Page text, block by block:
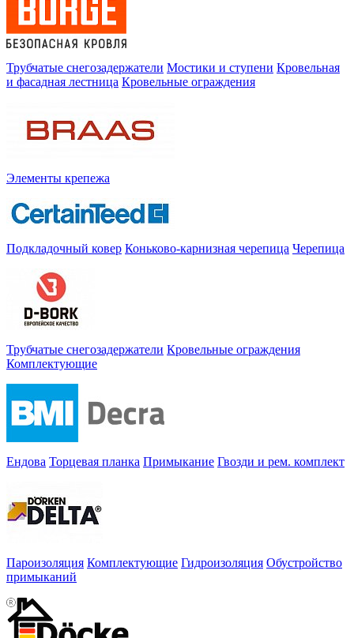
Трубчатые снегозадержатели Мостики и ступени Кровельная
и фасадная лестница Кровельные ограждения
Элементы крепежа
Подкладочный ковер Коньково-карнизная черепица Черепица
Трубчатые снегозадержатели Кровельные ограждения
Комплектующие
Ендова Торцевая планка Примыкание Гвозди и рем. комплект
Пароизоляция Комплектующие Гидроизоляция Обустройство
примыканий